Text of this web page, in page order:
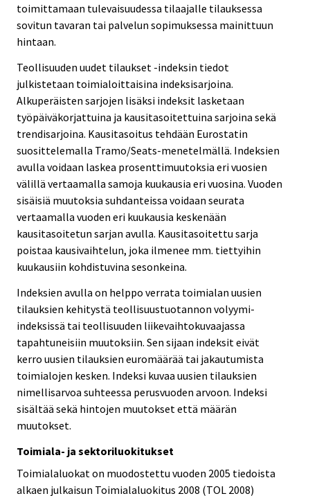
toimittamaan tulevaisuudessa tilaajalle tilauksessa
sovitun tavaran tai palvelun sopimuksessa mainittuun
hintaan.
Teollisuuden uudet tilaukset -indeksin tiedot
julkistetaan toimialoittaisina indeksisarjoina.
Alkuperäisten sarjojen lisäksi indeksit lasketaan
työpäiväkorjattuina ja kausitasoitettuina sarjoina sekä
trendisarjoina. Kausitasoitus tehdään Eurostatin
suosittelemalla Tramo/Seats-menetelmällä. Indeksien
avulla voidaan laskea prosenttimuutoksia eri vuosien
välillä vertaamalla samoja kuukausia eri vuosina. Vuoden
sisäisiä muutoksia suhdanteissa voidaan seurata
vertaamalla vuoden eri kuukausia keskenään
kausitasoitetun sarjan avulla. Kausitasoitettu sarja
poistaa kausivaihtelun, joka ilmenee mm. tiettyihin
kuukausiin kohdistuvina sesonkeina.
Indeksien avulla on helppo verrata toimialan uusien
tilauksien kehitystä teollisuustuotannon volyymi-
indeksissä tai teollisuuden liikevaihtokuvaajassa
tapahtuneisiin muutoksiin. Sen sijaan indeksit eivät
kerro uusien tilauksien euromäärää tai jakautumista
toimialojen kesken. Indeksi kuvaa uusien tilauksien
nimellisarvoa suhteessa perusvuoden arvoon. Indeksi
sisältää sekä hintojen muutokset että määrän
muutokset.
Toimiala- ja sektoriluokitukset
Toimialaluokat on muodostettu vuoden 2005 tiedoista
alkaen julkaisun Toimialaluokitus 2008 (TOL 2008)